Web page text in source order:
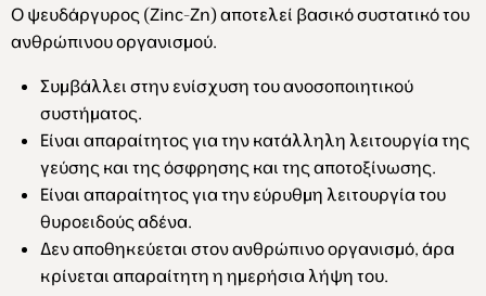
Ο ψευδάργυρος (Zinc-Zn) αποτελεί βασικό συστατικό του
ανθρώπινου οργανισμού.
Συμβάλλει στην ενίσχυση του ανοσοποιητικού
συστήματος.
Είναι απαραίτητος για την κατάλληλη λειτουργία της
γεύσης και της όσφρησης και της αποτοξίνωσης.
Είναι απαραίτητος για την εύρυθμη λειτουργία του
θυροειδούς αδένα.
Δεν αποθηκεύεται στον ανθρώπινο οργανισμό, άρα
κρίνεται απαραίτητη η ημερήσια λήψη του.